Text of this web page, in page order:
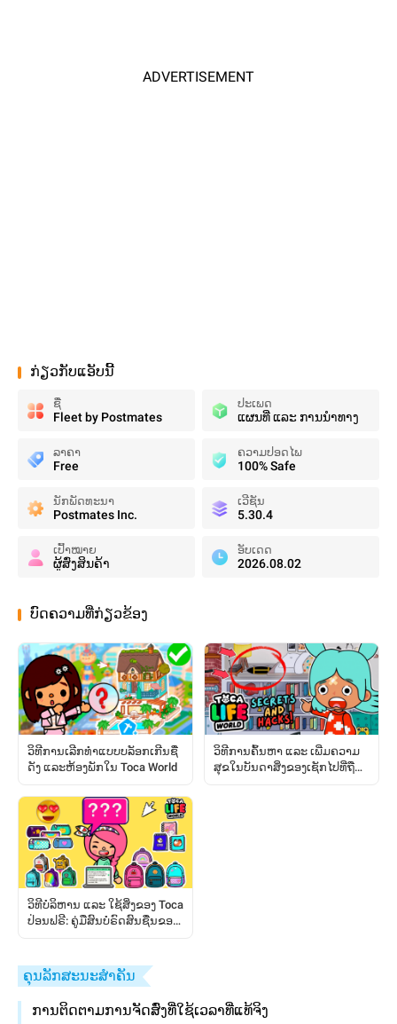
ADVERTISEMENT
ກ່ຽວກັບແອັບນີ້
ຊື່
Fleet by Postmates
ປະເພດ
ແຜນທີ່ ແລະ ການນຳທາງ
ລາຄາ
Free
ຄວາມປອດໄພ
100% Safe
ນັກພັດທະນາ
Postmates Inc.
ເວີຊັນ
5.30.4
ເປົ້າໝາຍ
ຜູ້ສົ່ງສິນຄ້າ
ອັບເດດ
2026.08.02
ບົດຄວາມທີ່ກ່ຽວຂ້ອງ
ວິທີການເລີກທຳແບບບລັອກເກີນຊື່
ດັງ ແລະຫ້ອງພັກໃນ Toca World
ວິທີການຄົ້ນຫາ ແລະ ເພີ່ມຄວາມ
ສຸຂໃນບັນດາສິ່ງຂອງເຊັກໄປທີ່ຖືກ
ວິທີບໍລິຫານ ແລະ ໃຊ້ສິ່ງຂອງ Toca
ປ່ອນຟຣີ: ຄູ່ມືສົນບໍຣົດສົນຊື່ນຂອງ
ຄຸນລັກສະນະສໍາຄັນ
ການຕິດຕາມການຈັດສົ່ງທີ່ໃຊ້ເວລາທີ່ແທ້ຈິງ